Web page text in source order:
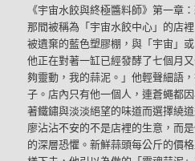
《宇宙水餃與終極醬料師》第一章
那間被稱為「宇宙水餃中心」的店
被遺棄的藍色塑膠棚，與「宇宙」
他正在對著一缸已經發酵了七個月
夠靈動，我的蒜泥。」他輕聲細語
子。店內只有他一個人，連蒼蠅都
著鐵鏽與淡淡絕望的味道而選擇繞
廖沾沾不安的不是店裡的生意，而
的深層恐懼。新鮮蒜頭每公斤的價